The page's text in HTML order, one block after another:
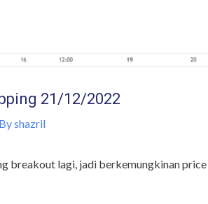
21/12/2022
shazril
breakout lagi, jadi berkemungkinan